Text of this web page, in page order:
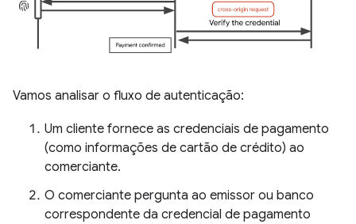
Vamos analisar o fluxo de autenticação:
Um cliente fornece as credenciais de pagamento
(como informações de cartão de crédito) ao
comerciante.
O comerciante pergunta ao emissor ou banco
correspondente da credencial de pagamento